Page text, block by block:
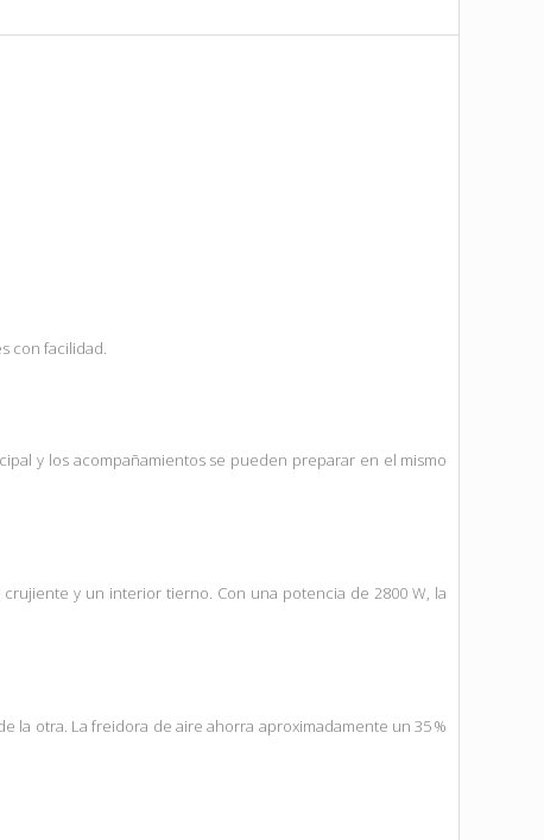
con facilidad.
y los acompañamientos se pueden preparar en el mismo
y un interior tierno. Con una potencia de 2800 W, la
la otra. La freidora de aire ahorra aproximadamente un 35 %